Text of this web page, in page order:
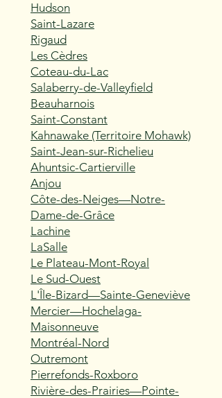
Hudson
Saint-Lazare
Rigaud
Les Cèdres
Coteau-du-Lac
Salaberry-de-Valleyfield
Beauharnois
Saint-Constant
Kahnawake (Territoire Mohawk)
Saint-Jean-sur-Richelieu
Ahuntsic-Cartierville
Anjou
Côte-des-Neiges—Notre-
Dame-de-Grâce
Lachine
LaSalle
Le Plateau-Mont-Royal
Le Sud-Ouest
L'Île-Bizard—Sainte-Geneviève
Mercier—Hochelaga-
Maisonneuve
Montréal-Nord
Outremont
Pierrefonds-Roxboro
Rivière-des-Prairies—Pointe-